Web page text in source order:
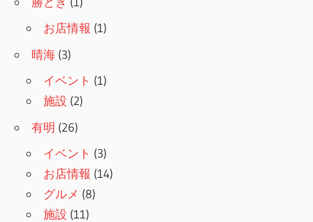
お店情報 (1)
晴海 (3)
イベント (1)
施設 (2)
有明 (26)
イベント (3)
お店情報 (14)
グルメ (8)
施設 (11)